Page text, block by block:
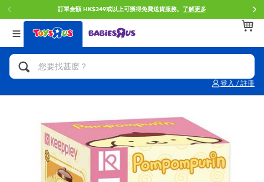
訂單金額 HK$349或以上可獲得免費送貨服務。 了解更多
登入 / 註冊
返回
分類目錄
人氣英雄,角色扮演,射擊玩具
拼砌組合及樂高LEGO
玩具車,貨車,火車及遙控系列
返回
品牌
Brunch Brother 早午餐兄弟
Spider-Man蜘蛛俠
Mini Brands
返回
年齢
0~2歳
5~7歳
8~11歳